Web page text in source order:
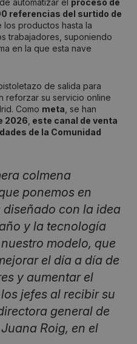
referencias del surtido de
los productos hasta la
trabajadores, suponiendo
en la que esta nave
de salida para
reforzar su servicio online
Como meta , se han
2026 este canal de venta
de la Comunidad
colmena
ponemos en
con la idea
y la tecnología
modelo, que
el día a día de
y aumentar el
jefes al recibir su
general de
Roig, en el